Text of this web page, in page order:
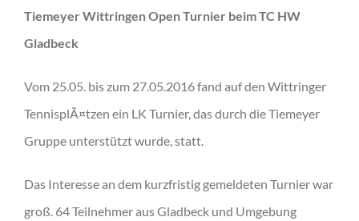
Tiemeyer Wittringen Open Turnier beim TC HW
Gladbeck
Vom 25.05. bis zum 27.05.2016 fand auf den Wittringer
TennisplÃ¤tzen ein LK Turnier, das durch die Tiemeyer
Gruppe unterstützt wurde, statt.
Das Interesse an dem kurzfristig gemeldeten Turnier war
groß. 64 Teilnehmer aus Gladbeck und Umgebung